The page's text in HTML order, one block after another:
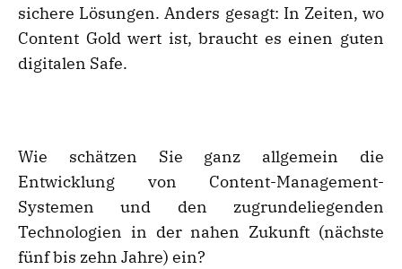
sichere Lösungen. Anders gesagt: In Zeiten, wo
Content Gold wert ist, braucht es einen guten
digitalen Safe.
Wie schätzen Sie ganz allgemein die
Entwicklung von Content-Management-
Systemen und den zugrundeliegenden
Technologien in der nahen Zukunft (nächste
fünf bis zehn Jahre) ein?